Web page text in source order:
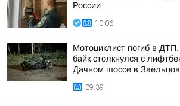
России
10:06
Мотоциклист погиб в
байк столкнулся с
Дачном шоссе в
09:39